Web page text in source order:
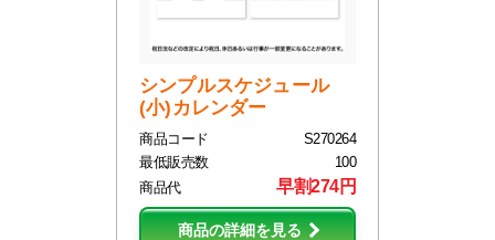
シンプルスケジュール
(小)カレンダー
商品コード
S270264
最低販売数
100
商品代
早割274円
商品の詳細を見る